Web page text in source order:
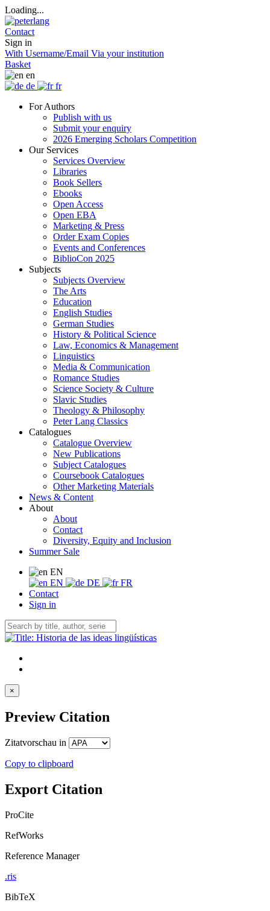
Loading...
Contact
Sign in
With Username/Email Via your institution
Basket
en
de
fr
For Authors
Publish with us
Submit your enquiry
2026 Emerging Scholars Competition
Our Services
Services Overview
Libraries
Book Sellers
Ebooks
Open Access
Open EBA
Marketing & Press
Order Exam Copies
Events and Conferences
BiblioCon 2025
Subjects
Subjects Overview
The Arts
Education
English Studies
German Studies
History & Political Science
Law, Economics & Management
Linguistics
Media & Communication
Romance Studies
Science Society & Culture
Slavic Studies
Theology & Philosophy
Peter Lang Classics
Catalogues
Catalogue Overview
New Publications
Subject Catalogues
Coursebook Catalogues
Other Marketing Materials
News & Content
About
About
Contact
Diversity, Equity and Inclusion
Summer Sale
EN
EN
DE
FR
Contact
Sign in
×
Preview Citation
Zitatvorschau in
Copy to clipboard
Export Citation
ProCite
RefWorks
Reference Manager
.ris
BibTeX